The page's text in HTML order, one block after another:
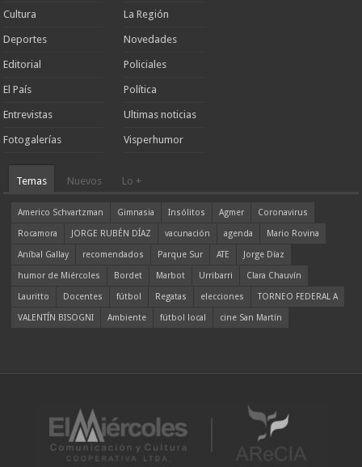
Cultura
Deportes
Editorial
El País
Entrevistas
Fotogalerías
La Región
Novedades
Policiales
Política
Ultimas noticias
Visperhumor
Temas Nuevos Lo +
Americo Schvartzman Gimnasia Insólitos Agmer
Coronavirus
Rocamora
JORGE RUBÉN DÍAZ vacunación agenda
Mario Rovina
Aníbal Gallay
recomendados Parque Sur ATE
Jorge Díaz
humor de Miércoles
Bordet Marbot Urribarri
Clara Chauvín
Lauritto
Docentes fútbol Regatas elecciones
TORNEO FEDERAL A
VALENTÍN BISOGNI
Ambiente fútbol local cine San Martín